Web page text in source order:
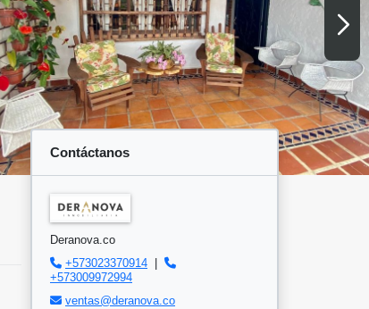
Contáctanos
Deranova.co
+573023370914
+573009972994
ventas@deranova.co